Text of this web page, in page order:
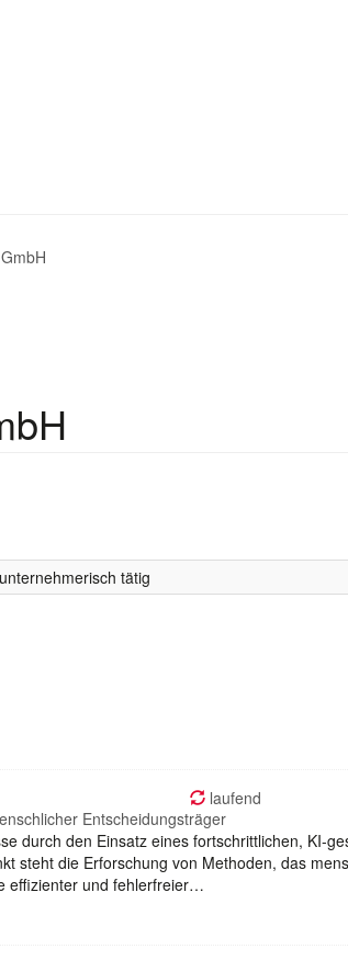
unternehmerisch tätig
laufend
Entscheidungsträger
durch den Einsatz eines fortschrittlichen, KI-
steht die Erforschung von Methoden, das
effizienter und fehlerfreier…